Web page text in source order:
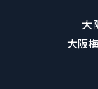
大
大阪